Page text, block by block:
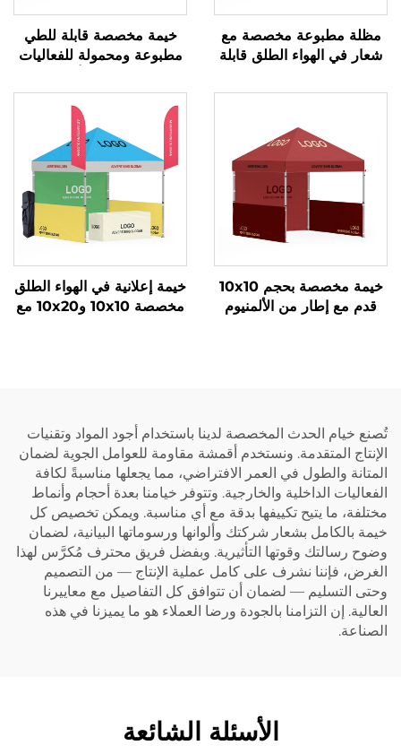
مظلة مطبوعة مخصصة مع
شعار في الهواء الطلق قابلة
خيمة قابلة للطي ونشروها
والسحب
خيمة مخصصة قابلة للطي
مطبوعة ومحمولة للفعاليات
الهواء الطلق 10x10 للأحداث
التجارية
خيمة مخصصة بحجم 10x10
قدم مع إطار من الألمنيوم
خيمة إعلانية في الهواء الطلق
مخصصة 10x10 و10x20 مع
تُصنع خيام الحدث المخصصة لدينا باستخدام أجود المواد وتقنيات
الإنتاج المتقدمة. ونستخدم أقمشة مقاومة للعوامل الجوية لضمان
المتانة والطول في العمر الافتراضي، مما يجعلها مناسبةً لكافة
الفعاليات الداخلية والخارجية. وتتوفر خيامنا بعدة أحجام وأنماط
مختلفة، ما يتيح تكييفها بدقة مع أي مناسبة. ويمكن تخصيص كل
خيمة بالكامل بشعار شركتك وألوانها ورسوماتها البيانية، لضمان
وضوح رسالتك وقوتها التأثيرية. وبفضل فريق محترف مُكرَّس لهذا
الغرض، فإننا نشرف على كامل عملية الإنتاج — من التصميم
وحتى التسليم — لضمان أن تتوافق كل التفاصيل مع معاييرنا
العالية. إن التزامنا بالجودة ورضا العملاء هو ما يميزنا في هذه
الصناعة.
الأسئلة الشائعة